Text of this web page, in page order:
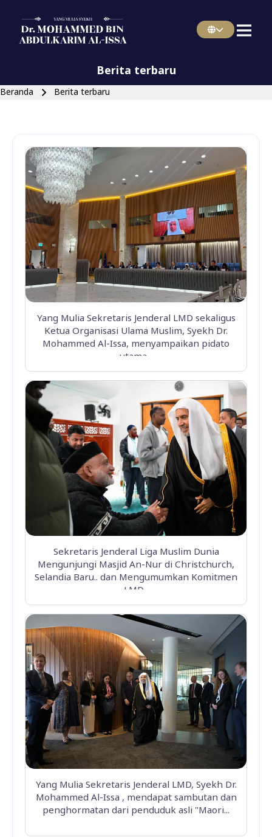
Berita terbaru
Breadcrumb
Beranda Berita terbaru
Yang Mulia Sekretaris Jenderal LMD sekaligus
Ketua Organisasi Ulama Muslim, Syekh Dr.
Mohammed Al-Issa, menyampaikan pidato
utama...
Sekretaris Jenderal Liga Muslim Dunia
Mengunjungi Masjid An-Nur di Christchurch,
Selandia Baru.. dan Mengumumkan Komitmen
LMD...
Yang Mulia Sekretaris Jenderal LMD, Syekh Dr.
Mohammed Al-Issa , mendapat sambutan dan
penghormatan dari penduduk asli "Maori...